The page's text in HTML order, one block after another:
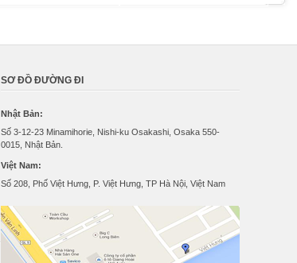
SƠ ĐỒ ĐƯỜNG ĐI
Nhật Bản:
Số 3-12-23 Minamihorie, Nishi-ku Osakashi, Osaka 550-
0015, Nhật Bản.
Việt Nam:
Số 208, Phố Việt Hưng, P. Việt Hưng, TP Hà Nội, Việt Nam